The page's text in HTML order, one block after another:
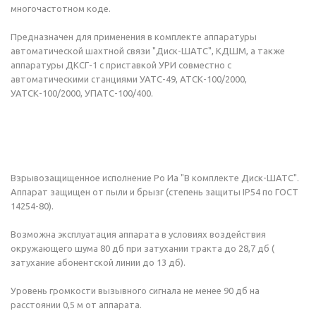
многочастотном коде.
Предназначен для применения в комплекте аппаратуры
автоматической шахтной связи "Диск-ШАТС", КДШМ, а также
аппаратуры ДКСГ-1 с приставкой УРИ совместно с
автоматическими станциями УАТС-49, АТСК-100/2000,
УАТСК-100/2000, УПАТС-100/400.
Взрывозащищенное исполнение Ро Иа "В комплекте Диск-ШАТС".
Аппарат защищен от пыли и брызг (степень защиты IP54 по ГОСТ
14254-80).
Возможна эксплуатация аппарата в условиях воздействия
окружающего шума 80 дб при затухании тракта до 28,7 дб (
затухание абонентской линии до 13 дб).
Уровень громкости вызывного сигнала не менее 90 дб на
расстоянии 0,5 м от аппарата.